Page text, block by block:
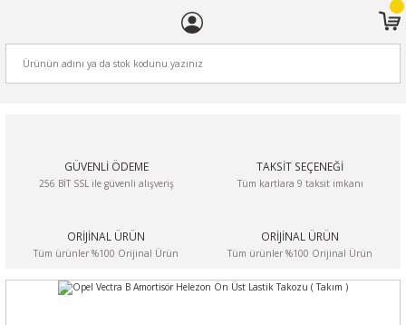
GÜVENLİ ÖDEME
256 BİT SSL ile güvenli alışveriş
TAKSİT SEÇENEĞİ
Tüm kartlara 9 taksit imkanı
ORİJİNAL ÜRÜN
Tüm ürünler %100 Orijinal Ürün
ORİJİNAL ÜRÜN
Tüm ürünler %100 Orijinal Ürün